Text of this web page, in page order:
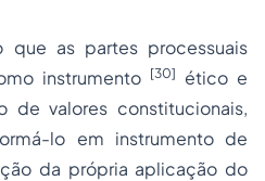
que as partes processuais
instrumento [30]
ético e
de valores constitucionais,
lo em instrumento de
da própria aplicação do